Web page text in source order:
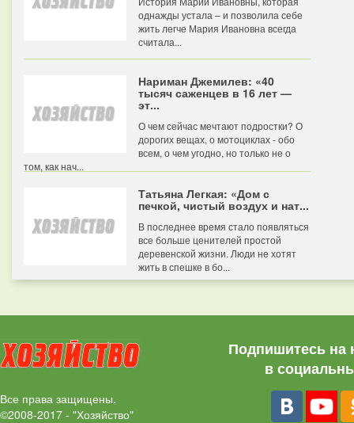
однажды устала – и позволила себе
жить легче Мария Ивановна всегда
считала...
Нариман Джемилев: «40
тысяч саженцев в 16 лет —
эт...
О чем сейчас мечтают подростки? О
дорогих вещах, о мотоциклах - обо
всем, о чем угодно, но только не о
том, как нач...
Татьяна Легкая: «Дом с
печкой, чистый воздух и нат...
В последнее время стало появляться
все больше ценителей простой
деревенской жизни. Люди не хотят
жить в спешке в бо...
Все права защищены.
©2008-2017 - "Хозяйство"
Подпишитесь на
в